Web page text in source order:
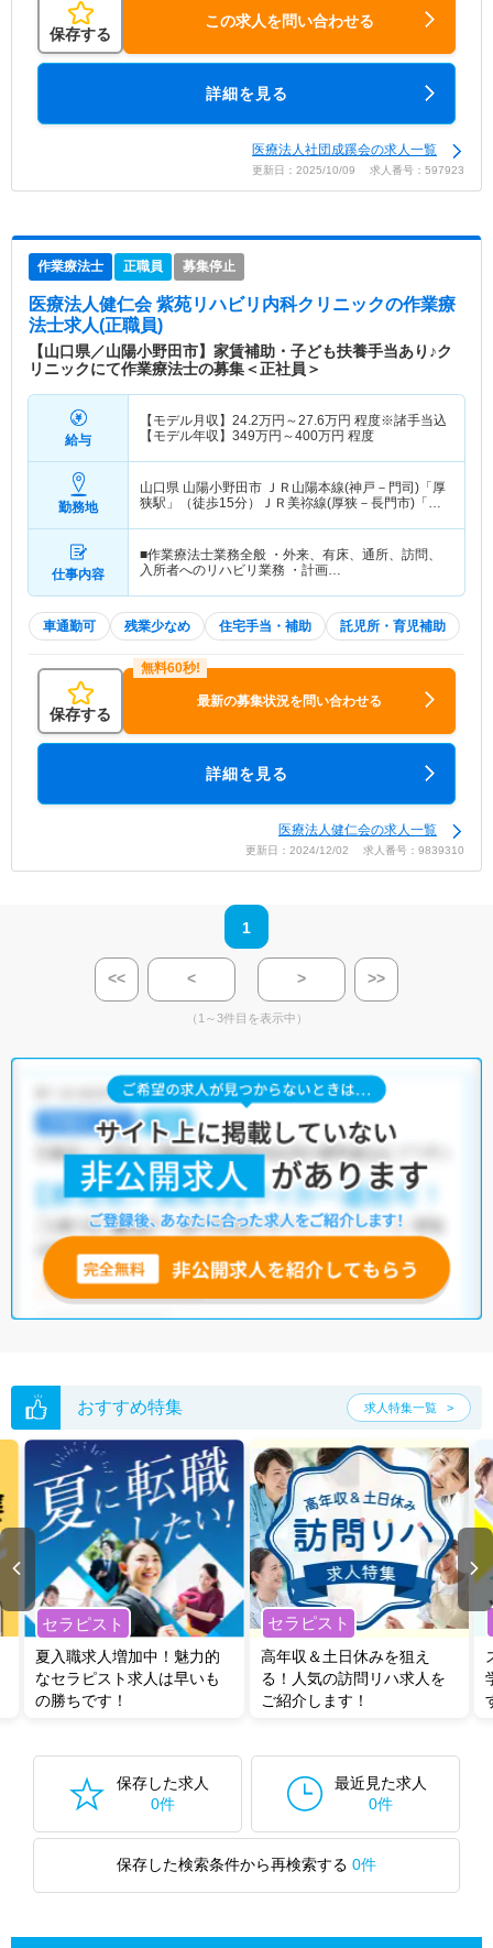
保存する
この求人を問い合わせる
詳細を見る
医療法人社団成蹊会の求人一覧
更新日：2025/10/09 求人番号：597923
作業療法士 正職員 募集停止
医療法人健仁会 紫苑リハビリ内科クリニックの作業療
法士求人(正職員)
【山口県／山陽小野田市】家賃補助・子ども扶養手当あり♪ク
リニックにて作業療法士の募集＜正社員＞
給与
【モデル月収】 24.2万円～27.6万円 程度※諸手当込
【モデル年収】 349万円～400万円 程度
勤務地
山口県 山陽小野田市 ＪＲ山陽本線(神戸－門司)「厚
狭駅」（徒歩15分）ＪＲ美祢線(厚狭－長門市)「厚
仕事内容
■作業療法士業務全般 ・外来、有床、通所、訪問、
入所者へのリハビリ業務 ・計画…
車通勤可 残業少なめ 住宅手当・補助 託児所・育児補助
保存する
最新の募集状況を問い合わせる
詳細を見る
医療法人健仁会の求人一覧
更新日：2024/12/02 求人番号：9839310
1
<< < > >>
（1～3件目を表示中）
おすすめ特集 求人特集一覧
セラピスト
夏入職求人増加中！魅力的
なセラピスト求人は早いも
の勝ちです！
セラピスト
高年収＆土日休みを狙え
る！人気の訪問リハ求人を
ご紹介します！
保存した求人
0件
最近見た求人
0件
保存した検索条件から再検索する 0件